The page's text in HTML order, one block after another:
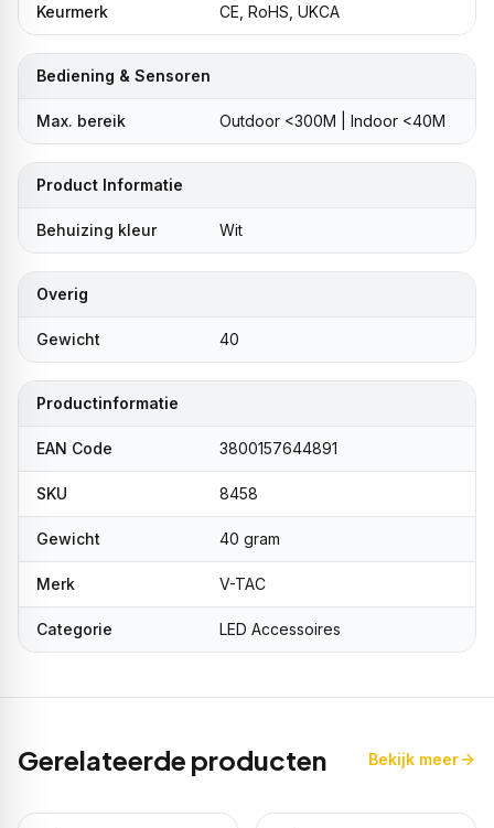
Keurmerk CE, RoHS, UKCA
Bediening & Sensoren
Max. bereik Outdoor <300M | Indoor <40M
Product Informatie
Behuizing kleur Wit
Overig
Gewicht 40
Productinformatie
EAN Code 3800157644891
SKU 8458
Gewicht 40 gram
Merk V-TAC
Categorie LED Accessoires
Gerelateerde producten Bekijk meer